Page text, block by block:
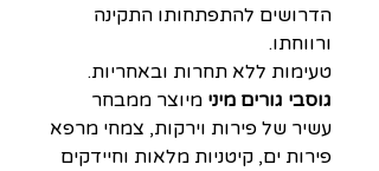
הדרושים להתפתחותו התקינה
ורווחתו.
טעימות ללא תחרות ובאחריות.
גוסבי גורים מיני מיוצר ממבחר
עשיר של פירות וירקות, צמחי מרפא
פירות ים, קיטניות מלאות וחיידקים